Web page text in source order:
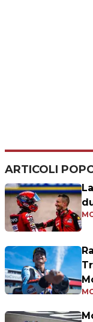
ARTICOLI